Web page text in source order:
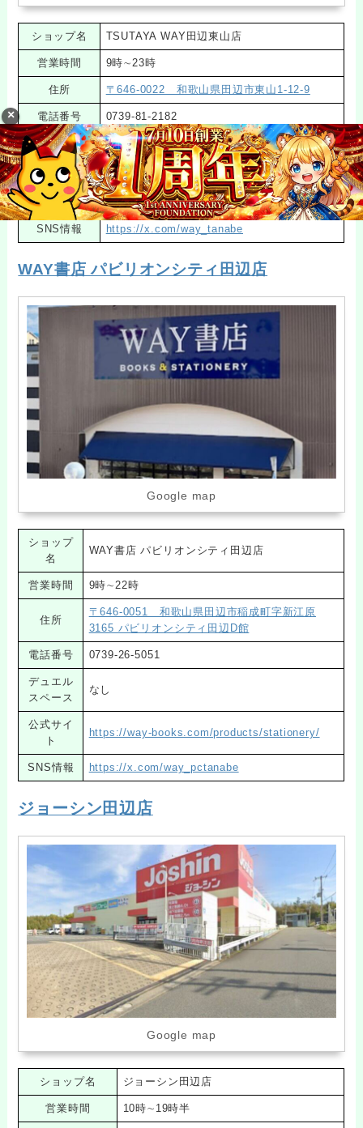
ショップ名 TSUTAYA WAY田辺東山店
営業時間 9時∼23時
住所 〒646-0022 和歌山県田辺市東山1-12-9
電話番号 0739-81-2182
デュエルスペ
ース
なし
公式サイト
https://store-tsutaya.tsite.jp/store/detail?
storeId=6117
SNS情報 https://x.com/way_tanabe
WAY書店 パビリオンシティ田辺店
Google map
ショップ
名
WAY書店 パビリオンシティ田辺店
営業時間 9時∼22時
住所
〒646-0051 和歌山県田辺市稲成町字新江原
3165 パビリオンシティ田辺D館
電話番号 0739-26-5051
デュエル
スペース
なし
公式サイ
ト
https://way-books.com/products/stationery/
SNS情報 https://x.com/way_pctanabe
ジョーシン田辺店
Google map
ショップ名 ジョーシン田辺店
営業時間 10時∼19時半